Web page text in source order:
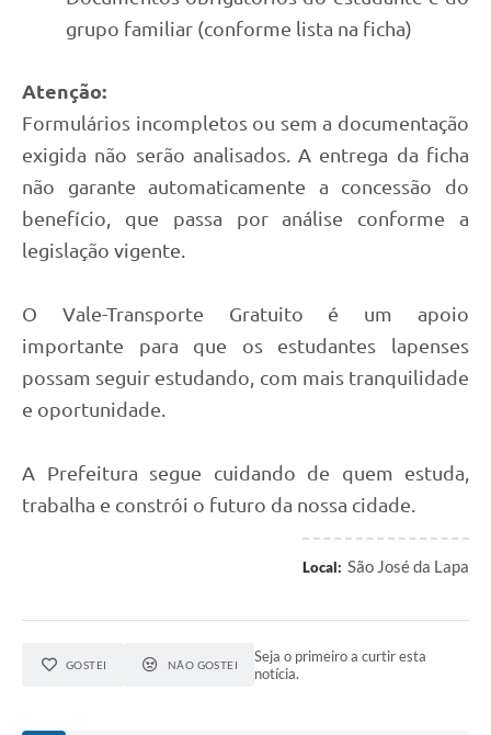
grupo familiar (conforme lista na ficha)
Atenção:
Formulários incompletos ou sem a documentação
exigida não serão analisados. A entrega da ficha
não garante automaticamente a concessão do
benefício, que passa por análise conforme a
legislação vigente.
O Vale-Transporte Gratuito é um apoio
importante para que os estudantes lapenses
possam seguir estudando, com mais tranquilidade
e oportunidade.
A Prefeitura segue cuidando de quem estuda,
trabalha e constrói o futuro da nossa cidade.
Local: São José da Lapa
GOSTEI NÃO GOSTEI
Seja o primeiro a curtir esta
notícia.